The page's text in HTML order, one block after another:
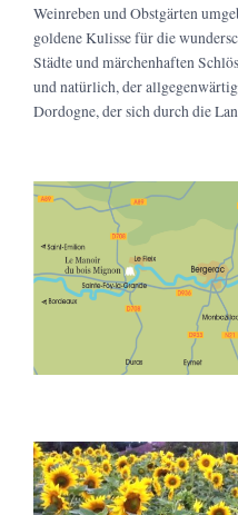
Weinreben und Obstgärten
goldene Kulisse für die
Städte und märchenhaften
und natürlich, der
Dordogne, der sich durch die